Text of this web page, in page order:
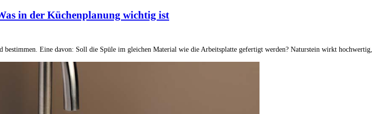
in der Küchenplanung wichtig ist
Eine davon: Soll die Spüle im gleichen Material wie die Arbeitsplatte gefertigt werden? Naturstein wirkt hochwertig,